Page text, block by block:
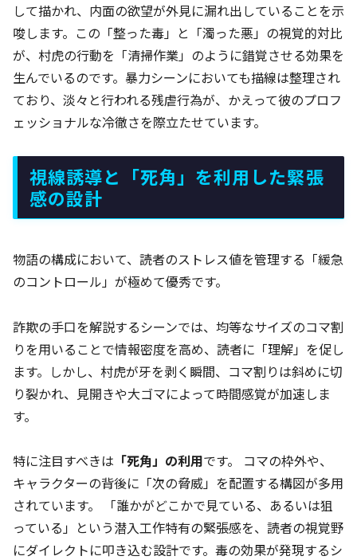
して描かれ、内面の欲望が外見に漏れ出していることを示
唆します。この「整った毒」と「濁った悪」の視覚的対比
が、村虎の行動を「清掃作業」のように錯覚させる効果を
生んでいるのです。暴力シーンにおいても描線は整理され
ており、淡々と行われる残虐行為が、かえって彼のプロフ
ェッショナルな冷徹さを際立たせています。
視線誘導と「死角」を利用した緊張
感の設計
物語の構成において、読者のストレス値を管理する「緩急
のコントロール」が極めて優秀です。
詐欺の手口を解説するシーンでは、均等なサイズのコマ割
りを用いることで情報密度を高め、読者に「理解」を促し
ます。しかし、村虎が牙を剥く瞬間、コマ割りは斜めに切
り裂かれ、見開きや大ゴマによって時間感覚が加速しま
す。
特に注目すべきは 「死角」の利用です。 コマの枠外や、
キャラクターの背後に「次の脅威」を配置する構図が多用
されています。 「誰かがどこかで見ている、あるいは狙
っている」という潜入工作特有の緊張感を、読者の視覚野
にダイレクトに叩き込む設計です。毒の効果が発現するシ